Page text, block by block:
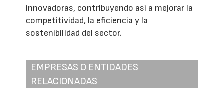
innovadoras, contribuyendo así a mejorar la
competitividad, la eficiencia y la
sostenibilidad del sector.
EMPRESAS O ENTIDADES
RELACIONADAS